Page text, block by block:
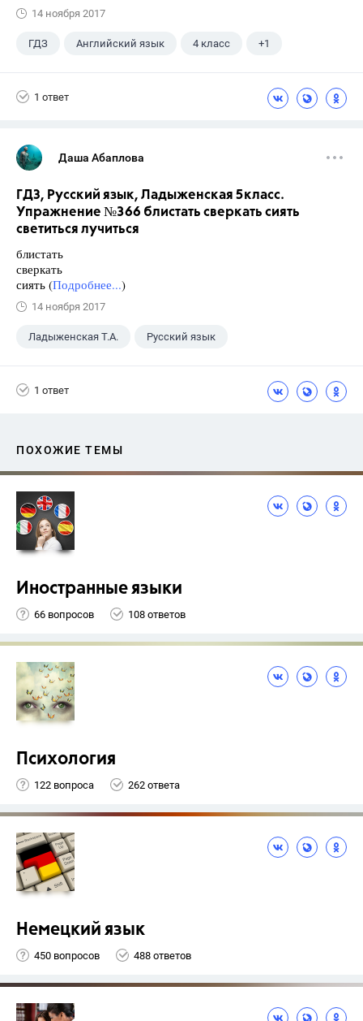
14 ноября 2017
ГДЗ Английский язык 4 класс +1
1 ответ
Даша Абаплова
ГДЗ, Русский язык, Ладыженская 5класс.
Упражнение №366 блистать сверкать сиять
светиться лучиться
блистать
сверкать
сиять (Подробнее...)
14 ноября 2017
Ладыженская Т.А. Русский язык
1 ответ
ПОХОЖИЕ ТЕМЫ
Иностранные языки
66 вопросов 108 ответов
Психология
122 вопроса 262 ответа
Немецкий язык
450 вопросов 488 ответов